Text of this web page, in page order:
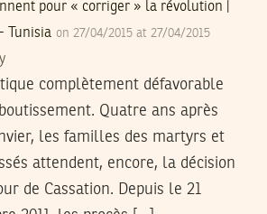
pour « corriger » la révolution |
Tunisia on 27/04/2015 at 27/04/2015
complètement défavorable
Quatre ans après
les familles des martyrs et
attendent, encore, la décision
de Cassation. Depuis le 21